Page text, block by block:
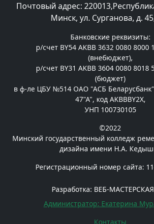
Почтовый адрес:
Минск, ул. Сурганова, д.
Банковские реквизиты:
р/счет BY54 AKBB 3632 0080 8000
(внебюджет),
р/счет BY31 AKBB 3604 0080 8018
(бюджет)
в ф-ле ЦБУ №514 ОАО "АСБ
47"А", код AKBBBY2X,
УНП 100730105
©2022
Минский государственный колледж
дизайна имени Н.А.
Регистрационный номер сайта:
Разработка: ВЕБ-
Администратор: Екатерина
Контакты